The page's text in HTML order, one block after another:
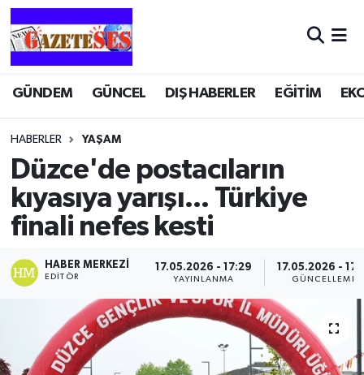
GÜNDEM GÜNCEL DIŞ HABERLER EĞİTİM
HABERLER YAŞAM
Düzce'de postacıların
kıyasıya yarışı... Türkiye
finali nefes kesti
HABER MERKEZI
EDITÖR
17.05.2026 - 17:29
YAYINLANMA
17.05.2026 -
GÜNCELLEME